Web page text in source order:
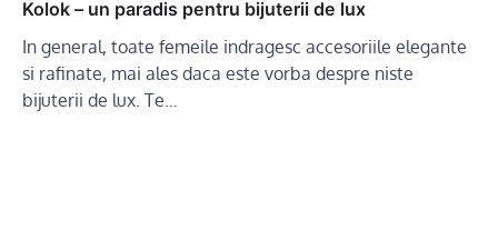
Kolok – un paradis pentru bijuterii de lux
In general, toate femeile indragesc accesoriile elegante
si rafinate, mai ales daca este vorba despre niste
bijuterii de lux. Te…